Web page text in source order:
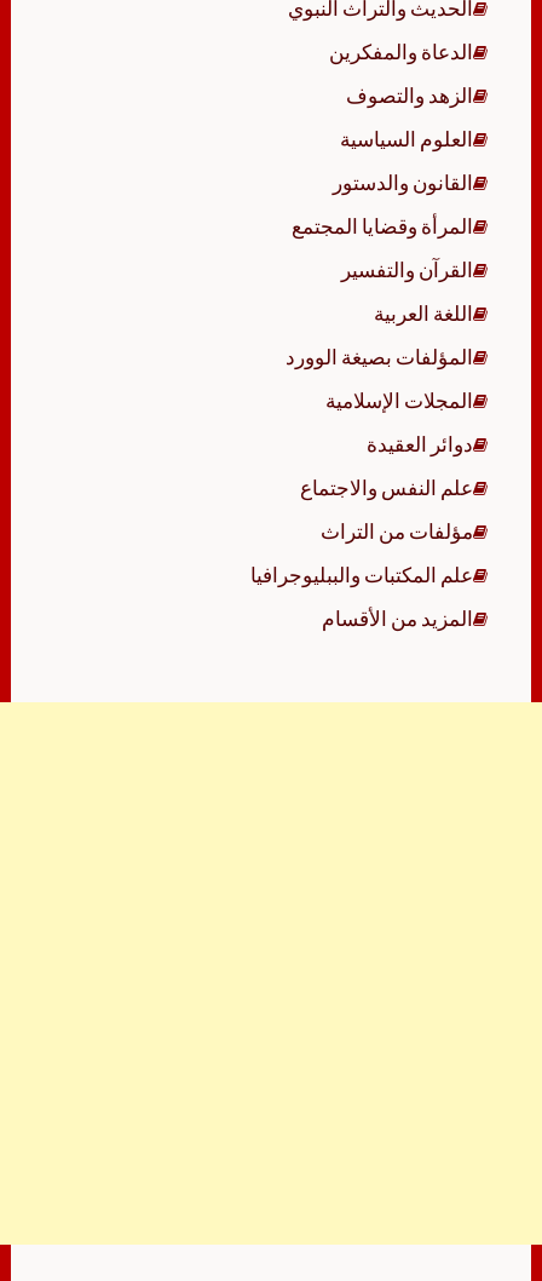
الحديث والتراث النبوي
الدعاة والمفكرين
الزهد والتصوف
العلوم السياسية
القانون والدستور
المرأة وقضايا المجتمع
القرآن والتفسير
اللغة العربية
المؤلفات بصيغة الوورد
المجلات الإسلامية
دوائر العقيدة
علم النفس والاجتماع
مؤلفات من التراث
علم المكتبات والببليوجرافيا
المزيد من الأقسام